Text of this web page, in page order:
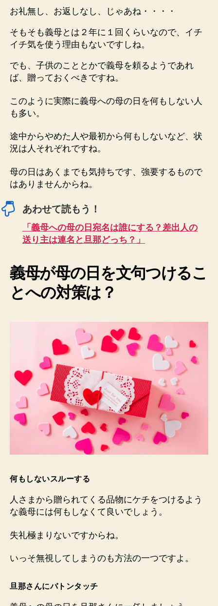
お礼無し、お返しなし、じゃあね・・・・
そもそも義母とは２年に１回くらいなので、イチ
イチ気を使う理由もないですしね。
でも、子供のこととかで義母を頼るようであれ
ば、贈っておくべきですね。
このように実際に義母への母の日を何もしない人
も多い。
途中からやめた人や最初から何もしないなど、状
況は人それぞれですね。
母の日はあくまでも気持ちです、強要するもので
はありませんからね。
あわせて読もう！
「義母への母の日宛名は誰にする？差出人の
送り主は連名と旦那どっち？」
義母が母の日を文句つけるこ
とへの対策は？
何もしないスルーする
人さまから贈られてくる品物にケチをつけるよう
な義母には何もしなくて良いでしょう。
失礼極まりないですからね。
いっそ無視してしまうのも方法の一つですよ。
旦那さんにバトンタッチ